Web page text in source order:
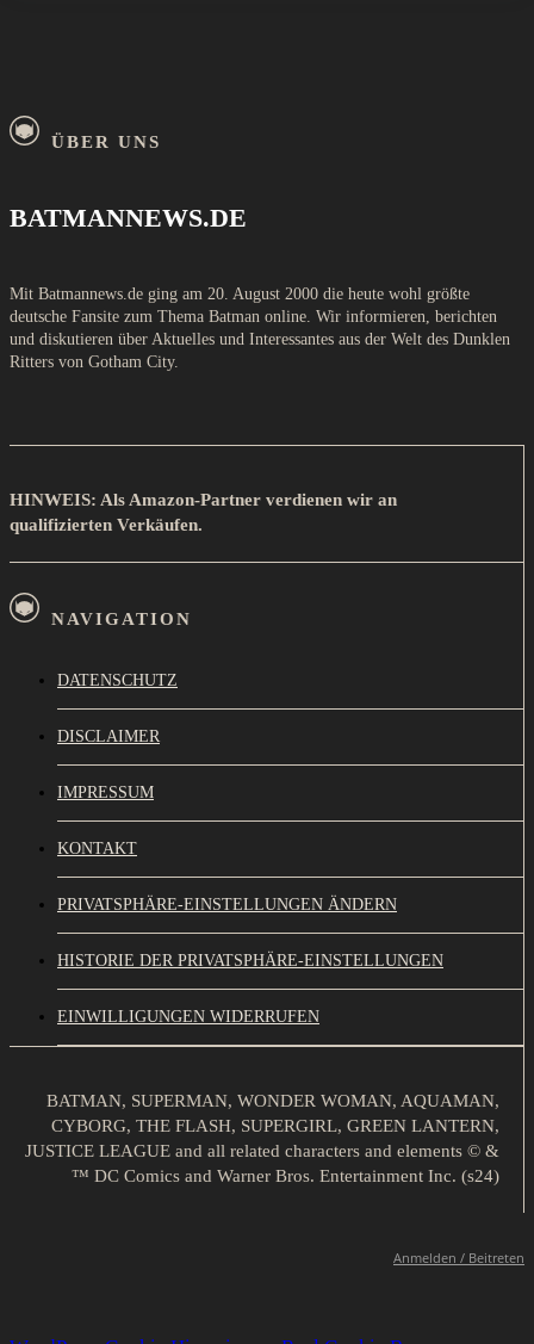
ÜBER UNS
BATMANNEWS.DE
Mit Batmannews.de ging am 20. August 2000 die heute wohl größte
deutsche Fansite zum Thema Batman online. Wir informieren, berichten
und diskutieren über Aktuelles und Interessantes aus der Welt des Dunklen
Ritters von Gotham City.
HINWEIS: Als Amazon-Partner verdienen wir an
qualifizierten Verkäufen.
NAVIGATION
DATENSCHUTZ
DISCLAIMER
IMPRESSUM
KONTAKT
PRIVATSPHÄRE-EINSTELLUNGEN ÄNDERN
HISTORIE DER PRIVATSPHÄRE-EINSTELLUNGEN
EINWILLIGUNGEN WIDERRUFEN
BATMAN, SUPERMAN, WONDER WOMAN, AQUAMAN,
CYBORG, THE FLASH, SUPERGIRL, GREEN LANTERN,
JUSTICE LEAGUE and all related characters and elements © &
™ DC Comics and Warner Bros. Entertainment Inc. (s24)
Anmelden / Beitreten